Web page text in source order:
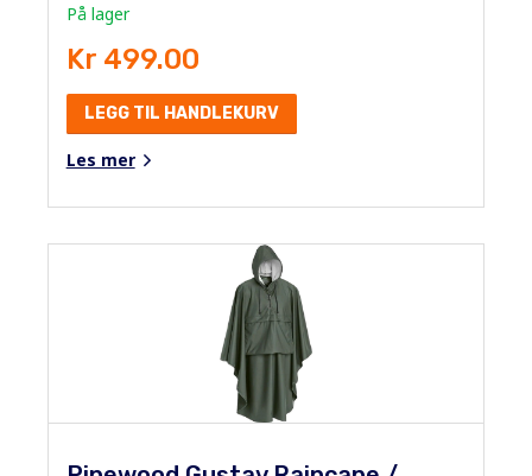
På lager
Kr 499.00
LEGG TIL HANDLEKURV
Les mer